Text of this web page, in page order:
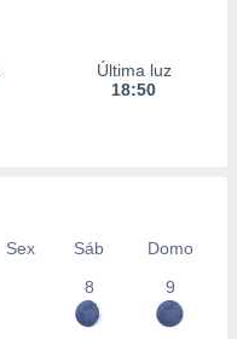
Última luz
18:50
Sex Sáb
Domo
8
9